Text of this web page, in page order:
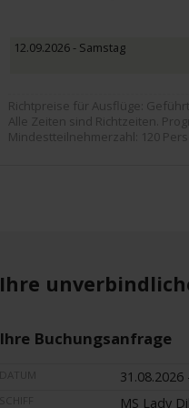
12.09.2026 - Samstag
Richtpreise für Ausflüge:
Alle Zeiten sind Richtzeiten.
Mindestteilnehmerzahl: 120
Ihre
Ihre Buchungsanfrage
MS Lady